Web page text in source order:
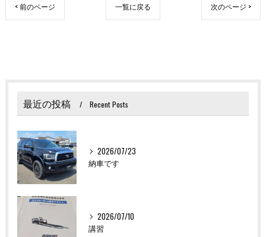
< 前のページ 一覧に戻る 次のページ >
最近の投稿 Recent Posts
2026/07/23
納車です
2026/07/10
講習